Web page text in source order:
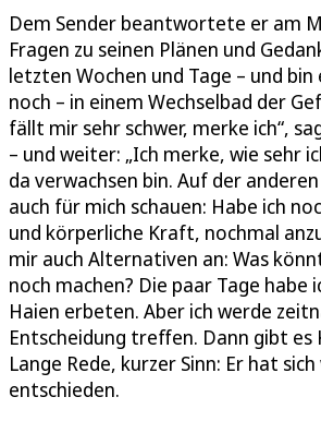
Dem Sender beantwortete er am
Fragen zu seinen Plänen und
letzten Wochen und Tage – und bin
noch – in einem Wechselbad der
fällt mir sehr schwer, merke ich“,
– und weiter: „Ich merke, wie sehr
da verwachsen bin. Auf der
auch für mich schauen: Habe ich
und körperliche Kraft, nochmal
mir auch Alternativen an: Was
noch machen? Die paar Tage habe
Haien erbeten. Aber ich werde
Entscheidung treffen. Dann gibt es
Lange Rede, kurzer Sinn: Er hat
entschieden.